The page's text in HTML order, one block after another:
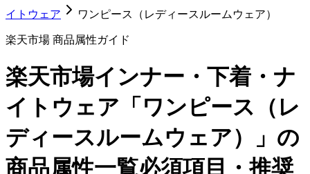
イトウェア
ワンピース（レディースルームウェア）
楽天市場 商品属性ガイド
楽天市場インナー・下着・ナ
イトウェア「ワンピース（レ
ディースルームウェア）」 の
商品属性一覧必須項目・推奨